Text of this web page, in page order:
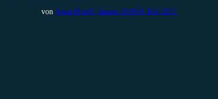
von Jonas Horn5. Januar 201919. Mai 2021